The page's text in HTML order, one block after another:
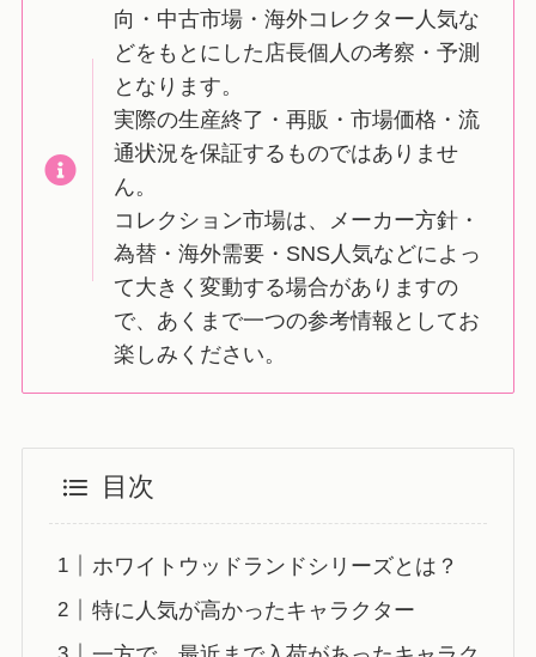
向・中古市場・海外コレクター人気な
どをもとにした店長個人の考察・予測
となります。
実際の生産終了・再販・市場価格・流
通状況を保証するものではありませ
ん。
コレクション市場は、メーカー方針・
為替・海外需要・SNS人気などによっ
て大きく変動する場合がありますの
で、あくまで一つの参考情報としてお
楽しみください。
目次
ホワイトウッドランドシリーズとは？
特に人気が高かったキャラクター